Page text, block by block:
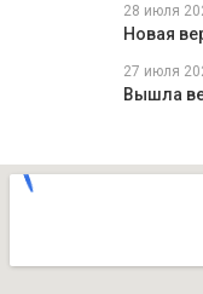
28 июля
Новая
27 июля
Вышла